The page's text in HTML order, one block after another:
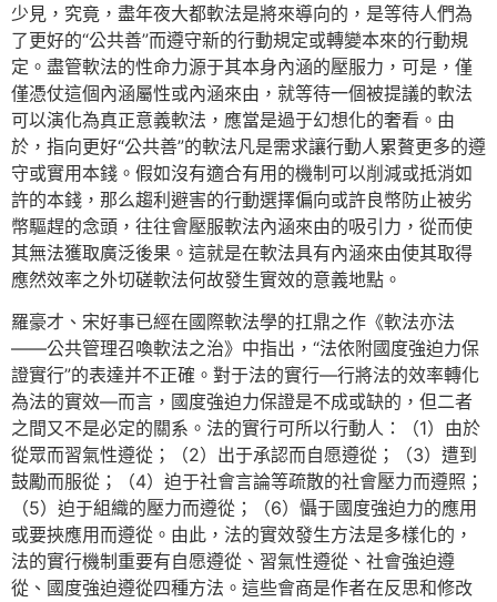
少見，究竟，盡年夜大都軟法是將來導向的，是等待人們為
了更好的“公共善”而遵守新的行動規定或轉變本來的行動規
定。盡管軟法的性命力源于其本身內涵的壓服力，可是，僅
僅憑仗這個內涵屬性或內涵來由，就等待一個被提議的軟法
可以演化為真正意義軟法，應當是過于幻想化的奢看。由
於，指向更好“公共善”的軟法凡是需求讓行動人累贅更多的遵
守或實用本錢。假如沒有適合有用的機制可以削減或抵消如
許的本錢，那么趨利避害的行動選擇偏向或許良幣防止被劣
幣驅趕的念頭，往往會壓服軟法內涵來由的吸引力，從而使
其無法獲取廣泛後果。這就是在軟法具有內涵來由使其取得
應然效率之外切磋軟法何故發生實效的意義地點。
羅豪才、宋好事已經在國際軟法學的扛鼎之作《軟法亦法
——公共管理召喚軟法之治》中指出，“法依附國度強迫力保
證實行”的表達并不正確。對于法的實行—行將法的效率轉化
為法的實效—而言，國度強迫力保證是不成或缺的，但二者
之間又不是必定的關系。法的實行可所以行動人：（1）由於
從眾而習氣性遵從；（2）出于承認而自愿遵從；（3）遭到
鼓勵而服從；（4）迫于社會言論等疏散的社會壓力而遵照；
（5）迫于組織的壓力而遵從；（6）懾于國度強迫力的應用
或要挾應用而遵從。由此，法的實效發生方法是多樣化的，
法的實行機制重要有自愿遵從、習氣性遵從、社會強迫遵
從、國度強迫遵從四種方法。這些會商是作者在反思和修改